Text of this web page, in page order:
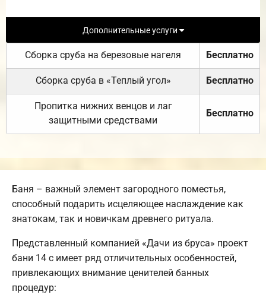
Дополнительные услуги
Сборка сруба на березовые нагеля Бесплатно
Сборка сруба в «Теплый угол» Бесплатно
Пропитка нижних венцов и лаг
защитными средствами
Бесплатно
Баня – важный элемент загородного поместья,
способный подарить исцеляющее наслаждение как
знатокам, так и новичкам древнего ритуала.
Представленный компанией «Дачи из бруса» проект
бани 14 с имеет ряд отличительных особенностей,
привлекающих внимание ценителей банных
процедур: